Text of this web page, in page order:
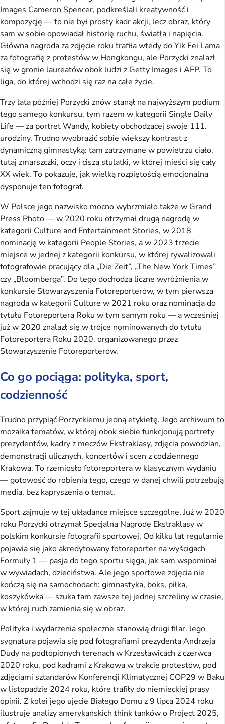
Images Cameron Spencer, podkreślali kreatywność i
kompozycję — to nie był prosty kadr akcji, lecz obraz, który
sam w sobie opowiadał historię ruchu, światła i napięcia.
Główna nagroda za zdjęcie roku trafiła wtedy do Yik Fei Lama
za fotografię z protestów w Hongkongu, ale Porzycki znalazł
się w gronie laureatów obok ludzi z Getty Images i AFP. To
liga, do której wchodzi się raz na całe życie.
Trzy lata później Porzycki znów stanął na najwyższym podium
tego samego konkursu, tym razem w kategorii Single Daily
Life — za portret Wandy, kobiety obchodzącej swoje 111.
urodziny. Trudno wyobrazić sobie większy kontrast z
dynamiczną gimnastyką: tam zatrzymane w powietrzu ciało,
tutaj zmarszczki, oczy i cisza stulatki, w której mieści się cały
XX wiek. To pokazuje, jak wielką rozpiętością emocjonalną
dysponuje ten fotograf.
W Polsce jego nazwisko mocno wybrzmiało także w Grand
Press Photo — w 2020 roku otrzymał drugą nagrodę w
kategorii Culture and Entertainment Stories, w 2018
nominację w kategorii People Stories, a w 2023 trzecie
miejsce w jednej z kategorii konkursu, w której rywalizowali
fotografowie pracujący dla „Die Zeit”, „The New York Times”
czy „Bloomberga”. Do tego dochodzą liczne wyróżnienia w
konkursie Stowarzyszenia Fotoreporterów, w tym pierwsza
nagroda w kategorii Culture w 2021 roku oraz nominacja do
tytułu Fotoreportera Roku w tym samym roku — a wcześniej
już w 2020 znalazł się w trójce nominowanych do tytułu
Fotoreportera Roku 2020, organizowanego przez
Stowarzyszenie Fotoreporterów.
Co go pociąga: polityka, sport,
codzienność
Trudno przypiąć Porzyckiemu jedną etykietę. Jego archiwum to
mozaika tematów, w której obok siebie funkcjonują portrety
prezydentów, kadry z meczów Ekstraklasy, zdjęcia powodzian,
demonstracji ulicznych, koncertów i scen z codziennego
Krakowa. To rzemiosło fotoreportera w klasycznym wydaniu
— gotowość do robienia tego, czego w danej chwili potrzebują
media, bez kapryszenia o temat.
Sport zajmuje w tej układance miejsce szczególne. Już w 2020
roku Porzycki otrzymał Specjalną Nagrodę Ekstraklasy w
polskim konkursie fotografii sportowej. Od kilku lat regularnie
pojawia się jako akredytowany fotoreporter na wyścigach
Formuły 1 — pasja do tego sportu sięga, jak sam wspominał
w wywiadach, dzieciństwa. Ale jego sportowe zdjęcia nie
kończą się na samochodach: gimnastyka, boks, piłka,
koszykówka — szuka tam zawsze tej jednej szczeliny w czasie,
w której ruch zamienia się w obraz.
Polityka i wydarzenia społeczne stanowią drugi filar. Jego
sygnatura pojawia się pod fotografiami prezydenta Andrzeja
Dudy na podtopionych terenach w Krzesławicach z czerwca
2020 roku, pod kadrami z Krakowa w trakcie protestów, pod
zdjęciami sztandarów Konferencji Klimatycznej COP29 w Baku
w listopadzie 2024 roku, które trafiły do niemieckiej prasy
opinii. Z kolei jego ujęcie Białego Domu z 9 lipca 2024 roku
ilustruje analizy amerykańskich think tanków o Project 2025,